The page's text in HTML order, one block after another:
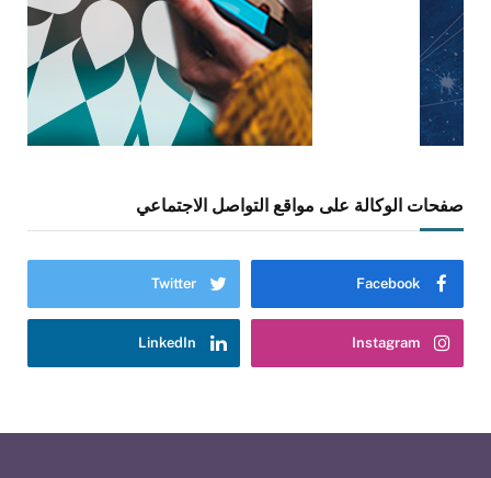
صفحات الوكالة على مواقع التواصل الاجتماعي
Facebook
Twitter
Instagram
LinkedIn